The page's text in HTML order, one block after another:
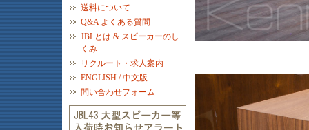
送料について
Q&A よくある質問
JBLとは & スピーカーのし
くみ
リクルート・求人案内
ENGLISH / 中文版
問い合わせフォーム